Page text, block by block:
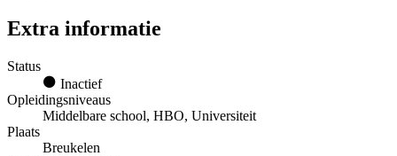
Extra informatie
Status
Inactief
Opleidingsniveaus
Middelbare school, HBO, Universiteit
Plaats
Breukelen